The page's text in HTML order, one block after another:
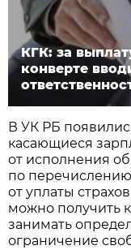
КГК: за
конверте
В УК РБ
касающиеся
от исполнения
по перечислению
от уплаты
можно получить
занимать
ограничение